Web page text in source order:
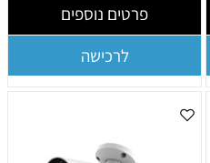
פרטים נוספים
לרכישה